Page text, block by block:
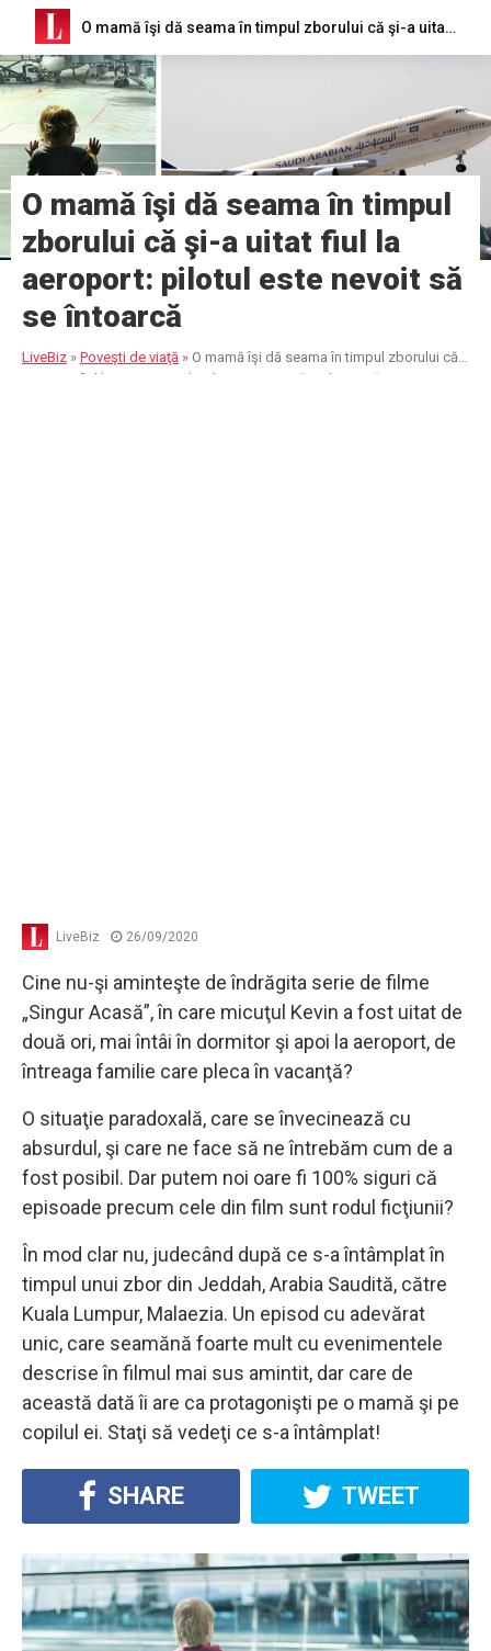
O mamă îşi dă seama în timpul zborului că şi-a uitat fiul la aeroport: pilotul este nevoit să se întoarcă
O mamă îşi dă seama în timpul
zborului că şi-a uitat fiul la
aeroport: pilotul este nevoit să
se întoarcă
LiveBiz » Poveşti de viaţă » O mamă îşi dă seama în timpul zborului că
şi-a uitat fiul la aeroport: pilotul este nevoit să se întoarcă
LiveBiz 26/09/2020
Cine nu-şi aminteşte de îndrăgita serie de filme
„Singur Acasă”, în care micuţul Kevin a fost uitat de
două ori, mai întâi în dormitor şi apoi la aeroport, de
întreaga familie care pleca în vacanţă?
O situaţie paradoxală, care se învecinează cu
absurdul, şi care ne face să ne întrebăm cum de a
fost posibil. Dar putem noi oare fi 100% siguri că
episoade precum cele din film sunt rodul ficţiunii?
În mod clar nu, judecând după ce s-a întâmplat în
timpul unui zbor din Jeddah, Arabia Saudită, către
Kuala Lumpur, Malaezia. Un episod cu adevărat
unic, care seamănă foarte mult cu evenimentele
descrise în filmul mai sus amintit, dar care de
această dată îi are ca protagonişti pe o mamă şi pe
copilul ei. Staţi să vedeţi ce s-a întâmplat!
SHARE TWEET